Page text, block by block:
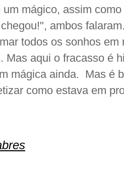
mágico, assim
ambos
todos os sonhos
Mas aqui o fracasso é
mágica ainda. Mas é
como estava em